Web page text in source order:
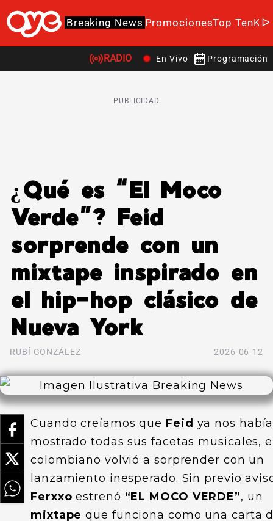
Breaking News PromocionesTop TenK-
RADIO En Vivo Programación
PUBLICIDAD
¿Qué es “El Moco
Verde”? Feid
sorprende con un
mixtape inspirado en
el hip-hop clásico de
Nueva York
RUBÍ GONZÁLEZ 2026-06-12
Cuando creíamos que Feid ya nos había
mostrado todas sus facetas musicales,
colombiano volvió a sorprender con un
lanzamiento inesperado. Sin previo
Ferxxo estrenó “EL MOCO VERDE”, un
mixtape que funciona como una carta